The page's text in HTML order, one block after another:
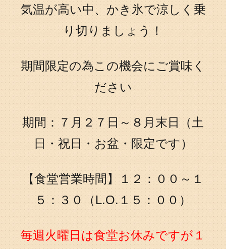
気温が高い中、かき氷で涼しく乗
り切りましょう！
期間限定の為この機会にご賞味く
ださい
期間：７月２７日～８月末日（土
日・祝日・お盆・限定です）
【食堂営業時間】１２：００～１
５：３０（L.O.１５：００）
毎週火曜日は食堂お休みですが１